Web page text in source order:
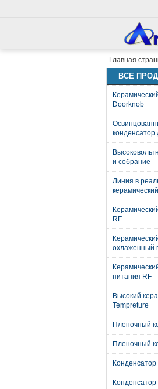
Главная
ВСЕ
Doorknob
конденсатор
и собрание
Линия в
RF
охлаженный
питания RF
Высокий
Tempreture
Пленочный
Пленочный
Конденсатор